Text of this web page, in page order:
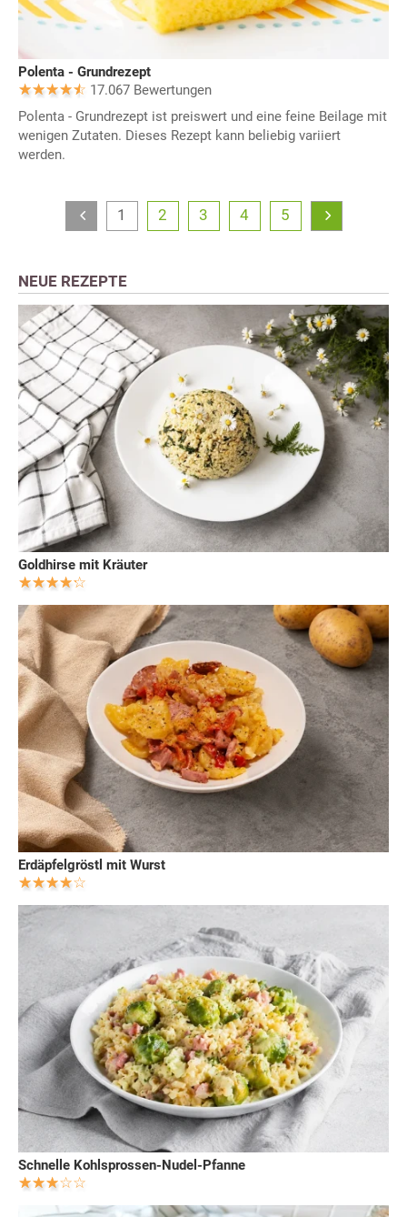
Polenta - Grundrezept
17.067 Bewertungen
Polenta - Grundrezept ist preiswert und eine feine Beilage mit
wenigen Zutaten. Dieses Rezept kann beliebig variiert
werden.
1 2 3 4 5
NEUE REZEPTE
Goldhirse mit Kräuter
Erdäpfelgröstl mit Wurst
Schnelle Kohlsprossen-Nudel-Pfanne